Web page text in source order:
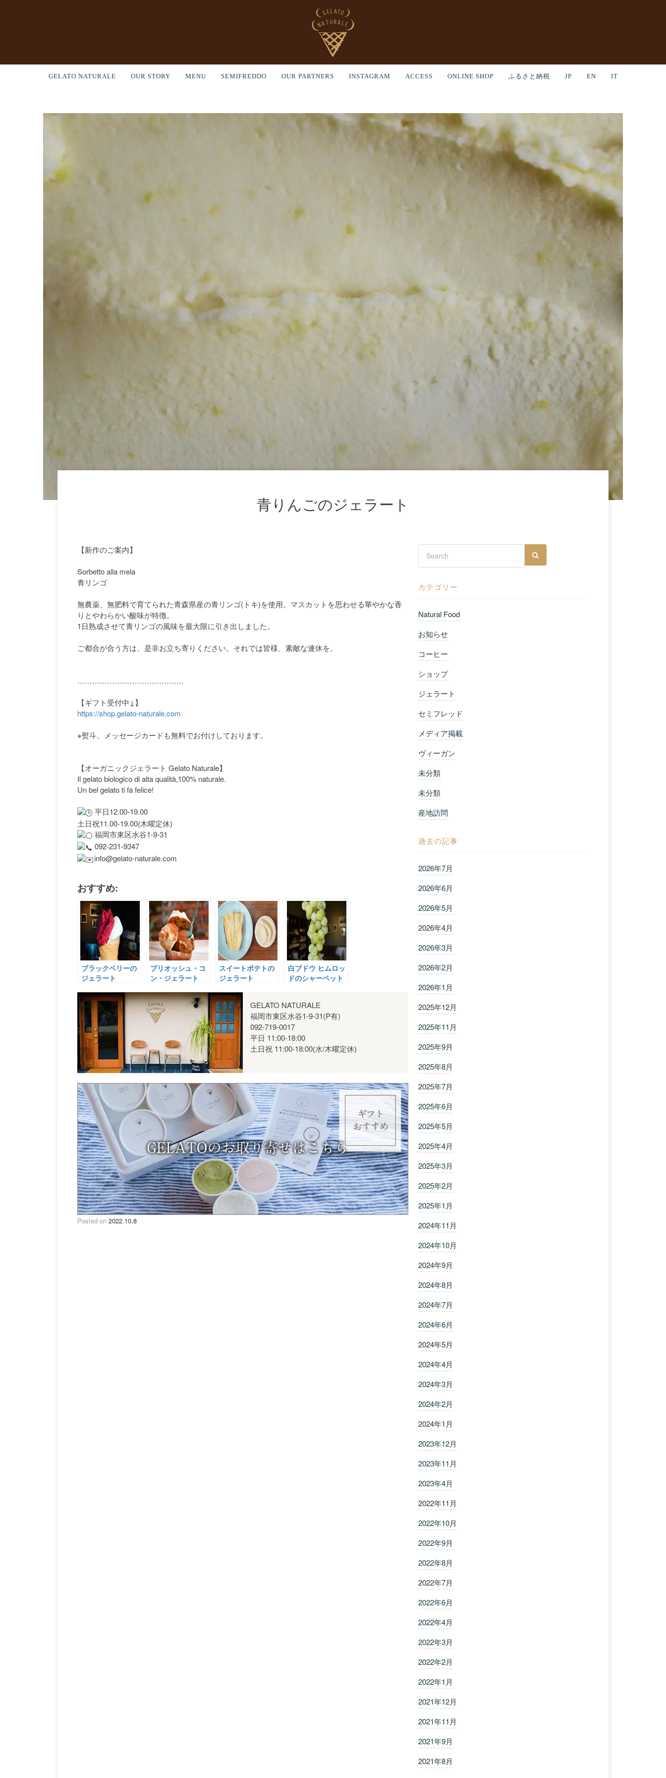
GELATO NATURALE OUR STORY MENU SEMIFREDDO OUR PARTNERS INSTAGRAM ACCESS ONLINE SHOP ふるさと納税 JP EN IT
青りんごのジェラート
【新作のご案内】
Sorbetto alla mela
青リンゴ
無農薬、無肥料で育てられた青森県産の青リンゴ(トキ)を使用。マスカットを思わせる華やかな香
りとやわらかい酸味が特徴。
1日熟成させて青リンゴの風味を最大限に引き出しました。
ご都合が合う方は、是非お立ち寄りください。それでは皆様、素敵な連休を。
…………………………………….
【ギフト受付中↓】
https://shop.gelato-naturale.com
※熨斗、メッセージカードも無料でお付けしております。
【オーガニックジェラート Gelato Naturale】
Il gelato biologico di alta qualità,100% naturale.
Un bel gelato ti fa felice!
平日12.00-19.00
土日祝11.00-19.00(木曜定休)
福岡市東区水谷1-9-31
092-231-9347
info@gelato-naturale.com
おすすめ:
ブラックベリーの
ジェラート
ブリオッシュ・コ
ン・ジェラート
スイートポテトの
ジェラート
白ブドウ ヒムロッ
ドのシャーベット
GELATO NATURALE
福岡市東区水谷1-9-31(P有)
092-719-0017
平日 11:00-18:00
土日祝 11:00-18:00(水/木曜定休)
Posted on2022.10.8
カテゴリー
Natural Food
お知らせ
コーヒー
ショップ
ジェラート
セミフレッド
メディア掲載
ヴィーガン
未分類
未分類
産地訪問
過去の記事
2026年7月
2026年6月
2026年5月
2026年4月
2026年3月
2026年2月
2026年1月
2025年12月
2025年11月
2025年9月
2025年8月
2025年7月
2025年6月
2025年5月
2025年4月
2025年3月
2025年2月
2025年1月
2024年11月
2024年10月
2024年9月
2024年8月
2024年7月
2024年6月
2024年5月
2024年4月
2024年3月
2024年2月
2024年1月
2023年12月
2023年11月
2023年4月
2022年11月
2022年10月
2022年9月
2022年8月
2022年7月
2022年6月
2022年4月
2022年3月
2022年2月
2022年1月
2021年12月
2021年11月
2021年9月
2021年8月